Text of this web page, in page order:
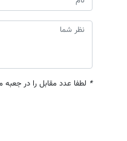
* لطفا عدد مقابل را در جعبه